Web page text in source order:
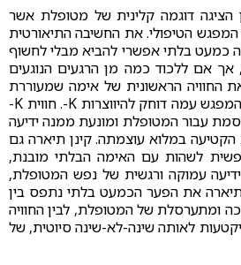
הציגה דוגמה קלינית של מטופלת אשר
הטיפולי. את החשיבה התיאורטית
כמעט בלתי אפשרי להביא מבלי לחשוף
אם ללכוד כמה מן הרגעים הנוגעים
החוויה הראשונית של אימה שמעוררת
ההיקטעות, ואת האופן בו המפגש עמה דוחק להיווצרות K-. חווית K-
עבור המטופלת ומונעת ממנה ידיעה
הקטיעה במלוא עוצמתה. קינן תיארה גם
לשהות עם האימה הבלתי מובנת,
עמוקה ורגשית של נפש המטופלת,
את הפער הכמעט בלתי נתפס בין
ומתערסלת של המטופלת, לבין החוויה
לאותה שינה-לא-שינה סיוטית, של